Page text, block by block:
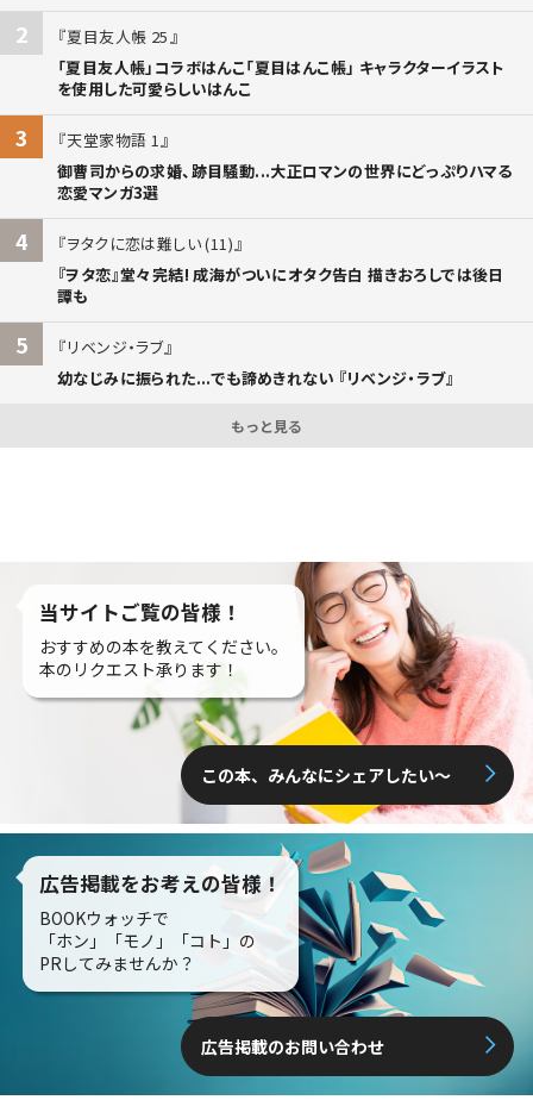
2
夏目友人帳 25
「夏目友人帳」コラボはんこ「夏目はんこ帳」 キャラクターイラスト
を使用した可愛らしいはんこ
3
天堂家物語 1
御曹司からの求婚、跡目騒動...大正ロマンの世界にどっぷりハマる
恋愛マンガ3選
4
ヲタクに恋は難しい (11)
『ヲタ恋』堂々完結! 成海がついにオタク告白 描きおろしでは後日
譚も
5
リベンジ・ラブ
幼なじみに振られた...でも諦めきれない 『リベンジ・ラブ』
もっと見る
当サイトご覧の皆様！
おすすめの本を教えてください。
本のリクエスト承ります！
この本、みんなにシェアしたい〜
広告掲載をお考えの皆様！
BOOKウォッチで
「ホン」「モノ」「コト」の
PRしてみませんか？
広告掲載のお問い合わせ